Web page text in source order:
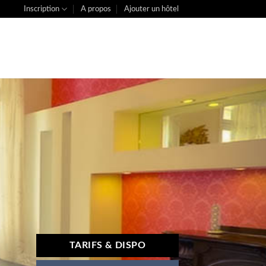
Inscription A propos Ajouter un hôtel
TARIFS & DISPO